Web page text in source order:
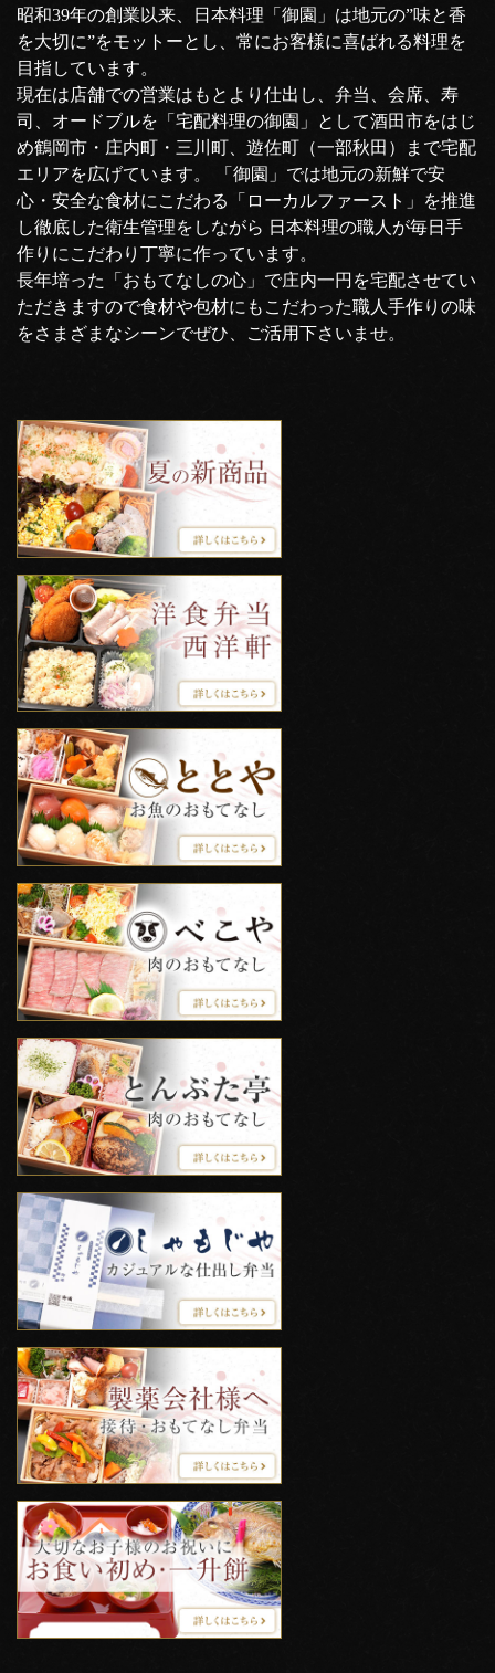
昭和39年の創業以来、日本料理「御園」は地元の”味と香
を大切に”をモットーとし、常にお客様に喜ばれる料理を
目指しています。
現在は店舗での営業はもとより仕出し、弁当、会席、寿
司、オードブルを「宅配料理の御園」として酒田市をはじ
め鶴岡市・庄内町・三川町、遊佐町（一部秋田）まで宅配
エリアを広げています。 「御園」では地元の新鮮で安
心・安全な食材にこだわる「ローカルファースト」を推進
し徹底した衛生管理をしながら 日本料理の職人が毎日手
作りにこだわり丁寧に作っています。
長年培った「おもてなしの心」で庄内一円を宅配させてい
ただきますので食材や包材にもこだわった職人手作りの味
をさまざまなシーンでぜひ、ご活用下さいませ。